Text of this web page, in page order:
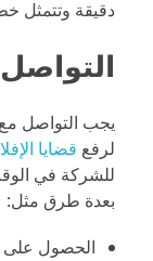
دقيقة وتتمثل
يجب التواصل
لرفع قضايا
للشركة في
بعدة طرق مثل:
الحصول على